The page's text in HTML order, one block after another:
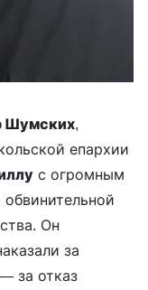
Шумских,
епархии
с огромным
Он
за
за отказ